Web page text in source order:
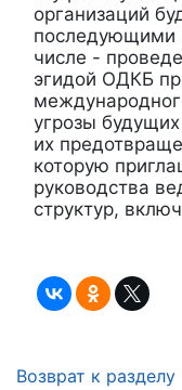
организаций
последующими
числе -
эгидой ОДКБ
угрозы
их
которую
руководства
структур,
Возврат к разделу